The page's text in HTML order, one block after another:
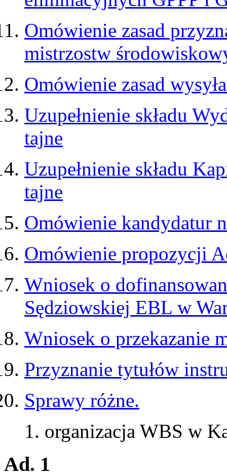
Omówienie zasad
mistrzostw
Omówienie zasad
Uzupełnienie składu
tajne
Uzupełnienie składu
tajne
Omówienie kandydatur
Omówienie propozycji
Wniosek o
Sędziowskiej EBL w
Wniosek o przekazanie
Przyznanie tytułów
Sprawy różne.
organizacja WBS w
Ad. 1